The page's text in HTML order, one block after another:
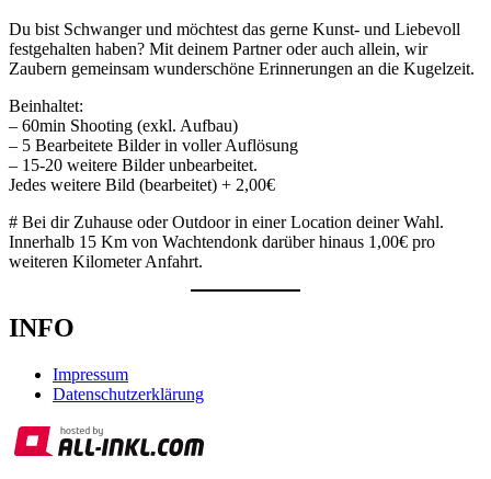
Du bist Schwanger und möchtest das gerne Kunst- und Liebevoll
festgehalten haben? Mit deinem Partner oder auch allein, wir
Zaubern gemeinsam wunderschöne Erinnerungen an die Kugelzeit.
Beinhaltet:
– 60min Shooting (exkl. Aufbau)
– 5 Bearbeitete Bilder in voller Auflösung
– 15-20 weitere Bilder unbearbeitet.
Jedes weitere Bild (bearbeitet) + 2,00€
# Bei dir Zuhause oder Outdoor in einer Location deiner Wahl.
Innerhalb 15 Km von Wachtendonk darüber hinaus 1,00€ pro
weiteren Kilometer Anfahrt.
INFO
Impressum
Datenschutzerklärung